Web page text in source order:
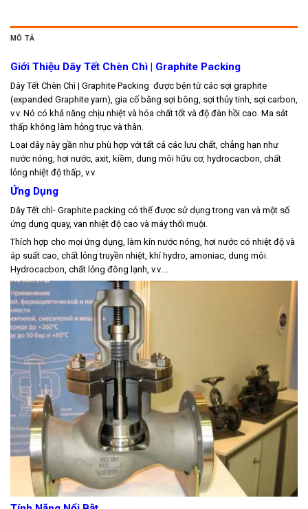
MÔ TẢ
Giới Thiệu Dây Tết Chèn Chì | Graphite Packing
Dây Tết Chèn Chì | Graphite Packing được bện từ các sợi graphite
(expanded Graphite yarn), gia cố bằng sợi bông, sợi thủy tinh, sợi carbon,
v.v. Nó có khả năng chịu nhiệt và hóa chất tốt và độ đàn hồi cao. Ma sát
thấp không làm hỏng trục và thân.
Loại dây này gần như phù hợp với tất cả các lưu chất, chẳng hạn như
nước nóng, hơi nước, axit, kiềm, dung môi hữu cơ, hydrocacbon, chất
lỏng nhiệt độ thấp, v.v
Ứng Dụng
Dây Tết chì- Graphite packing có thể được sử dụng trong van và một số
ứng dụng quay, van nhiệt độ cao và máy thổi muội.
Thích hợp cho mọi ứng dụng, làm kín nước nóng, hơi nước có nhiệt độ và
áp suất cao, chất lỏng truyền nhiệt, khí hydro, amoniac, dung môi.
Hydrocacbon, chất lỏng đông lạnh, v.v.…